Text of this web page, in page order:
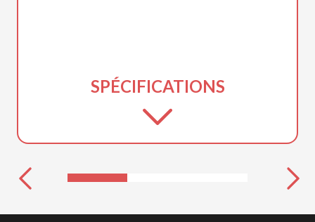
SPÉCIFICATIONS